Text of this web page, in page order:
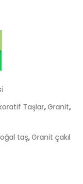
Taşlar,Granit,
taş,Granit çakıl